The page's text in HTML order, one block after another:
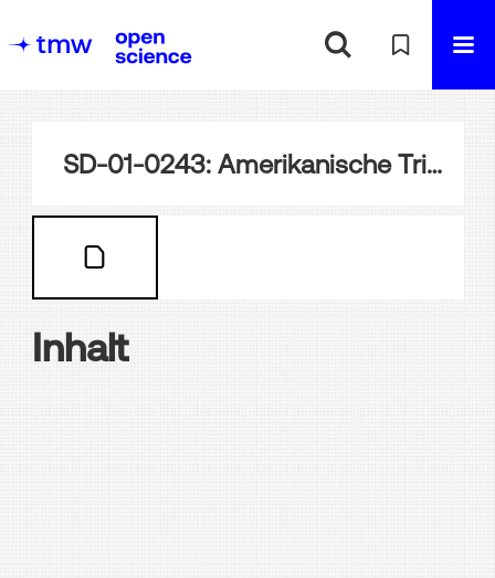
SD-01-0243: Amerikanische Trinkhalle, Wien
Inhalt